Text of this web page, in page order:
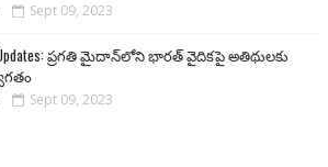
Sept 09, 2023
Updates: ప్రగతి మైదాన్‌లోని భారత్ వైదికపై అతిథులకు
Sept 09, 2023